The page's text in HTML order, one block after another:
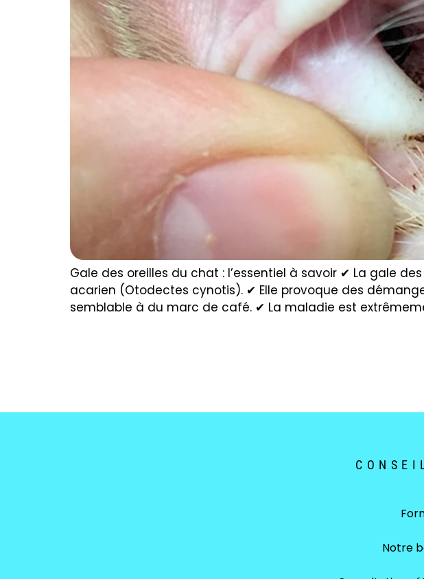
Gale des oreilles du chat : l’essentiel à savoir ✔ La gale
acarien (Otodectes cynotis). ✔ Elle provoque des
semblable à du marc de café. ✔ La maladie est
Notre